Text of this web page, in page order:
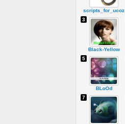
scripts_for_ucoz
Black-Yellow
3
BLoOd
5
7